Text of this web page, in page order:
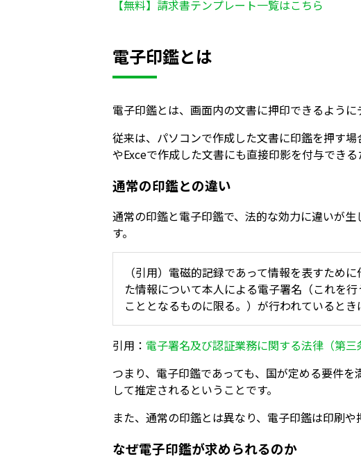
【無料】請求書テンプレート一覧はこちら
電子印鑑とは
電子印鑑とは、画面内の文書に押印できるように
従来は、パソコンで作成した文書に印鑑を押す
やExceで作成した文書にも直接印影を付与でき
通常の印鑑との違い
通常の印鑑と電子印鑑で、法的な効力に違いが
す。
（引用）電磁的記録であって情報を表すため
た情報について本人による電子署名（これを
こととなるものに限る。）が行われていると
引用： 電子署名及び認証業務に関する法律（第三
つまり、電子印鑑であっても、国が定める要件
して推定されるということです。
また、通常の印鑑とは異なり、電子印鑑は印刷
なぜ電子印鑑が求められるのか